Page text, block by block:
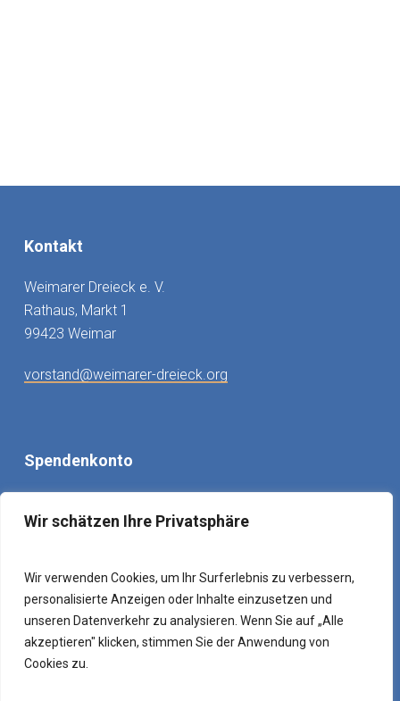
Wir schätzen Ihre Privatsphäre
Wir verwenden Cookies, um Ihr Surferlebnis zu verbessern,
personalisierte Anzeigen oder Inhalte einzusetzen und
unseren Datenverkehr zu analysieren. Wenn Sie auf „Alle
akzeptieren" klicken, stimmen Sie der Anwendung von
Cookies zu.
Kontakt
Weimarer Dreieck e. V.
Rathaus, Markt 1
99423 Weimar
vorstand@weimarer-dreieck.org
Spendenkonto
Sparkasse Mittelthüringen
Kontonummer: 163 019 517
IBAN: DE69 8205 1000 0163 0195 17
BIC: HELADEF1WEM